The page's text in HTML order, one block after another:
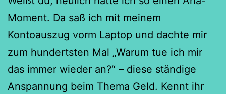
Moment. Da saß ich mit meinem
Kontoauszug vorm Laptop und dachte mir
zum hundertsten Mal „Warum tue ich mir
das immer wieder an?“ – diese ständige
Anspannung beim Thema Geld. Kennt ihr